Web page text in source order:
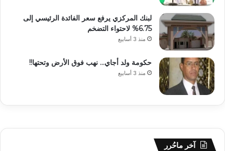
لبنك المركزي يرفع سعر الفائدة الرئيسي إلى
6.75% لاحتواء التضخم
منذ 3 أسابيع
حكومة ولد أجاي… نهب فوق الأرض وتحتها!!
منذ 3 أسابيع
آخر ماحُرر